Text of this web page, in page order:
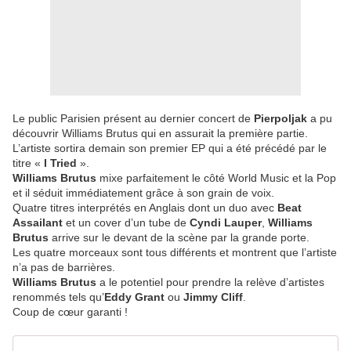
Le public Parisien présent au dernier concert de Pierpoljak a pu
découvrir Williams Brutus qui en assurait la première partie.
L’artiste sortira demain son premier EP qui a été précédé par le
titre « I Tried ».
Williams Brutus mixe parfaitement le côté World Music et la Pop
et il séduit immédiatement grâce à son grain de voix.
Quatre titres interprétés en Anglais dont un duo avec Beat
Assailant et un cover d’un tube de Cyndi Lauper, Williams
Brutus arrive sur le devant de la scène par la grande porte.
Les quatre morceaux sont tous différents et montrent que l’artiste
n’a pas de barrières.
Williams Brutus a le potentiel pour prendre la relève d’artistes
renommés tels qu’Eddy Grant ou Jimmy Cliff
Coup de cœur garanti !